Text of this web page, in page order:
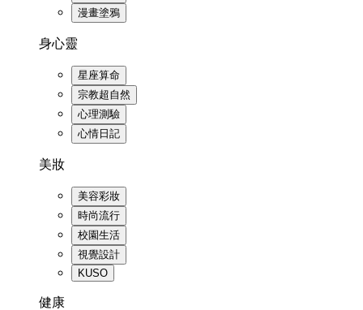
漫畫塗鴉
身心靈
星座算命
宗教超自然
心理測驗
心情日記
美妝
美容彩妝
時尚流行
校園生活
視覺設計
KUSO
健康